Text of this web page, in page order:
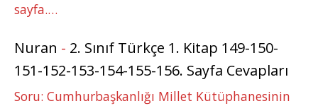
sayfa.…
Nuran - 2. Sınıf Türkçe 1. Kitap 149-150-
151-152-153-154-155-156. Sayfa Cevapları
Soru: Cumhurbaşkanlığı Millet Kütüphanesinin